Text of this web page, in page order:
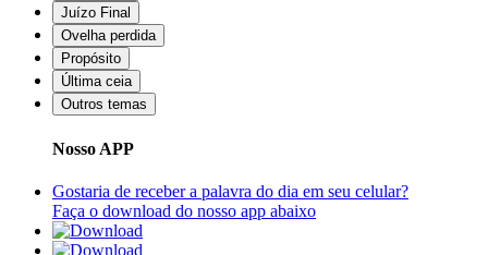
Juízo Final
Ovelha perdida
Propósito
Última ceia
Outros temas
Nosso APP
Gostaria de receber a palavra do dia em seu celular?
Faça o download do nosso app abaixo